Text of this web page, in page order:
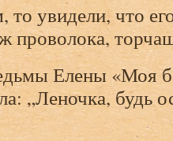
то увидели, что
проволока,
Елены «Моя
„Леночка, будь